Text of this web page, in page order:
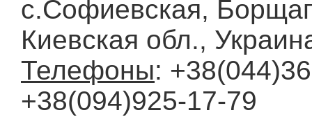
с.Софиевская,
Киевская обл.,
Телефоны:
+38(094)925-17-79